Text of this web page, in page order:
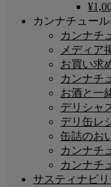
カンナチュー
カンナチ
メディア
お買い求
カンナチ
お酒と一
デリシャ
デリ缶レ
缶詰のお
カンナチ
カンナチ
サスティナビリ